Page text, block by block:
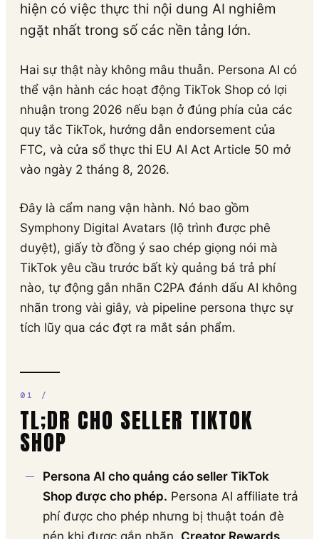
hiện có việc thực thi nội dung AI nghiêm
ngặt nhất trong số các nền tảng lớn.
Hai sự thật này không mâu thuẫn. Persona AI có
thể vận hành các hoạt động TikTok Shop có lợi
nhuận trong 2026 nếu bạn ở đúng phía của các
quy tắc TikTok, hướng dẫn endorsement của
FTC, và cửa sổ thực thi EU AI Act Article 50 mở
vào ngày 2 tháng 8, 2026.
Đây là cẩm nang vận hành. Nó bao gồm
Symphony Digital Avatars (lộ trình được phê
duyệt), giấy tờ đồng ý sao chép giọng nói mà
TikTok yêu cầu trước bất kỳ quảng bá trả phí
nào, tự động gắn nhãn C2PA đánh dấu AI không
nhãn trong vài giây, và pipeline persona thực sự
tích lũy qua các đợt ra mắt sản phẩm.
TL;DR CHO SELLER TIKTOK
SHOP
Persona AI cho quảng cáo seller TikTok
Shop được cho phép. Persona AI affiliate trả
phí được cho phép nhưng bị thuật toán đè
nén khi được gắn nhãn. Creator Rewards